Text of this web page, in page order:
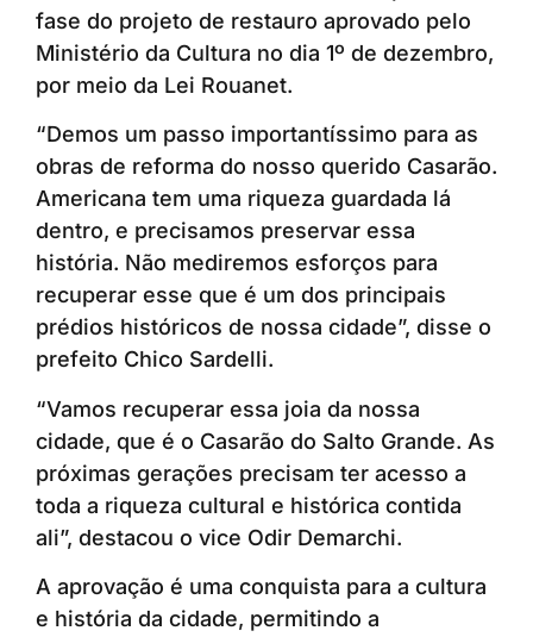
fase do projeto de restauro aprovado pelo
Ministério da Cultura no dia 1º de dezembro,
por meio da Lei Rouanet.
“Demos um passo importantíssimo para as
obras de reforma do nosso querido Casarão.
Americana tem uma riqueza guardada lá
dentro, e precisamos preservar essa
história. Não mediremos esforços para
recuperar esse que é um dos principais
prédios históricos de nossa cidade”, disse o
prefeito Chico Sardelli.
“Vamos recuperar essa joia da nossa
cidade, que é o Casarão do Salto Grande. As
próximas gerações precisam ter acesso a
toda a riqueza cultural e histórica contida
ali”, destacou o vice Odir Demarchi.
A aprovação é uma conquista para a cultura
e história da cidade, permitindo a